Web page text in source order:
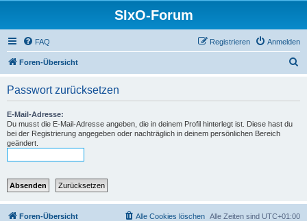
SIxO-Forum
FAQ Anmelden
Registrieren
Foren-Übersicht
Passwort zurücksetzen
E-Mail-Adresse:
Du musst die E-Mail-Adresse angeben, die in deinem Profil hinterlegt ist. Diese hast du
bei der Registrierung angegeben oder nachträglich in deinem persönlichen Bereich
geändert.
Foren-Übersicht Alle Zeiten sind UTC+01:00
Alle Cookies löschen